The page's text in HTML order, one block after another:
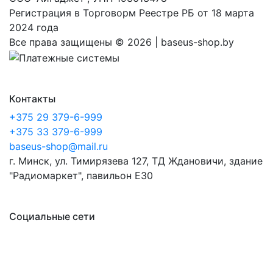
Регистрация в Торговорм Реестре РБ от 18 марта
2024 года
Все права защищены © 2026 | baseus-shop.by
Контакты
+375 29 379-6-999
+375 33 379-6-999
baseus-shop@mail.ru
г. Минск, ул. Тимирязева 127, ТД Ждановичи, здание
"Радиомаркет", павильон E30
Социальные сети